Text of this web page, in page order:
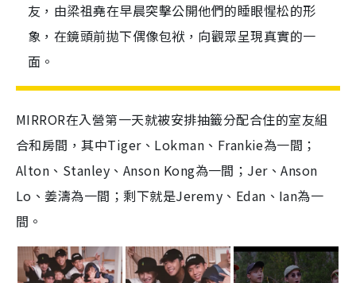
友，由梁祖堯在早晨突擊公開他們的睡眼惺松的形
象，在鏡頭前拋下偶像包袱，向觀眾呈現真實的一
面。
MIRROR在入營第一天就被安排抽籤分配合住的室友組
合和房間，其中Tiger、Lokman、Frankie為一間；
Alton、Stanley、Anson Kong為一間；Jer、Anson
Lo、姜濤為一間；剩下就是Jeremy、Edan、Ian為一
間。